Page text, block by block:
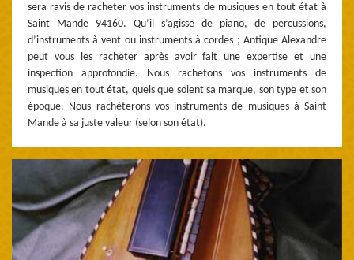
sera ravis de racheter vos instruments de musiques en tout état à
Saint Mande 94160. Qu’il s’agisse de piano, de percussions,
d’instruments à vent ou instruments à cordes ; Antique Alexandre
peut vous les racheter après avoir fait une expertise et une
inspection approfondie. Nous rachetons vos instruments de
musiques en tout état, quels que soient sa marque, son type et son
époque. Nous rachèterons vos instruments de musiques à Saint
Mande à sa juste valeur (selon son état).